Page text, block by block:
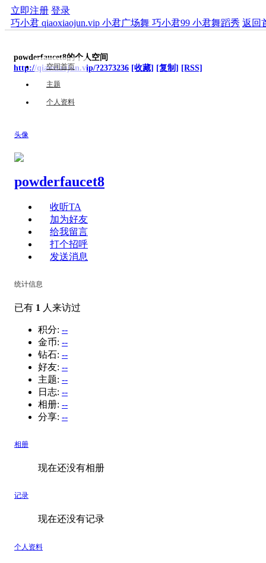
立即注册 登录
巧小君 qiaoxiaojun.vip 小君广场舞 巧小君99 小君舞蹈秀 返回
powderfaucet8的个人空间
http://qiaoxiaojun.vip/?2373236 [收藏] [复制] [RSS]
空间首页
主题
个人资料
头像
powderfaucet8
收听TA
加为好友
给我留言
打个招呼
发送消息
统计信息
已有 1 人来访过
积分: --
金币: --
钻石: --
好友: --
主题: --
日志: --
相册: --
分享: --
相册
现在还没有相册
记录
现在还没有记录
个人资料